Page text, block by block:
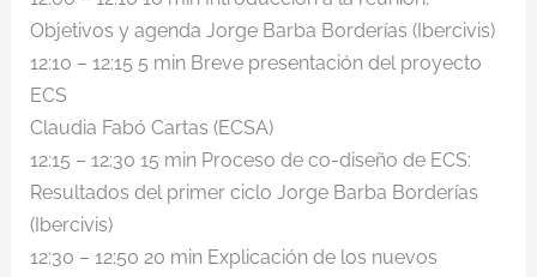
Objetivos y agenda Jorge Barba Borderías (Ibercivis)
12:10 – 12:15 5 min Breve presentación del proyecto
ECS
Claudia Fabó Cartas (ECSA)
12:15 – 12:30 15 min Proceso de co-diseño de ECS:
Resultados del primer ciclo Jorge Barba Borderías
(Ibercivis)
12:30 – 12:50 20 min Explicación de los nuevos